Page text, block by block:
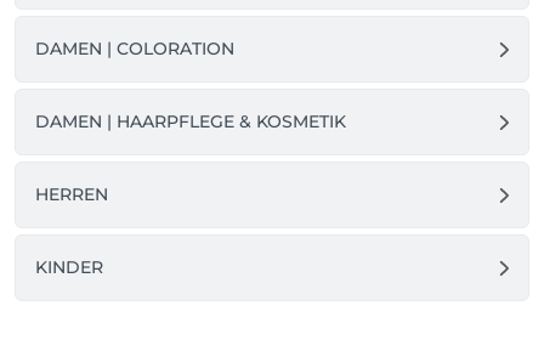
DAMEN | COLORATION
DAMEN | HAARPFLEGE & KOSMETIK
HERREN
KINDER